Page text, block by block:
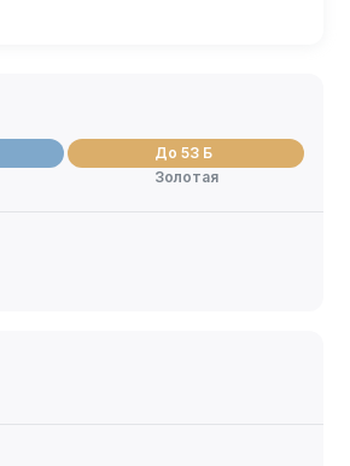
До 53 Б
Золотая